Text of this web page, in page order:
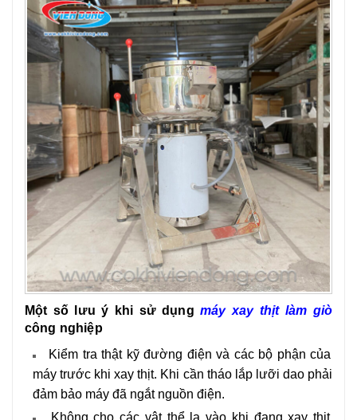
Một số lưu ý khi sử dụng máy xay thịt làm giò
công nghiệp
Kiểm tra thật kỹ đường điện và các bộ phận của
máy trước khi xay thịt. Khi cần tháo lắp lưỡi dao phải
đảm bảo máy đã ngắt nguồn điện.
Không cho các vật thể lạ vào khi đang xay thịt